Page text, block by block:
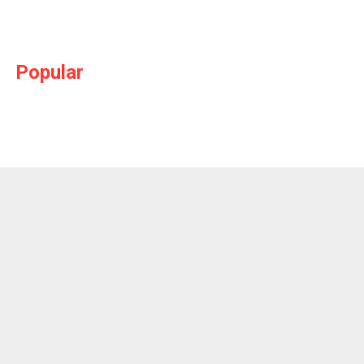
Popular